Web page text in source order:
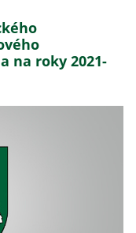
na roky 2021-